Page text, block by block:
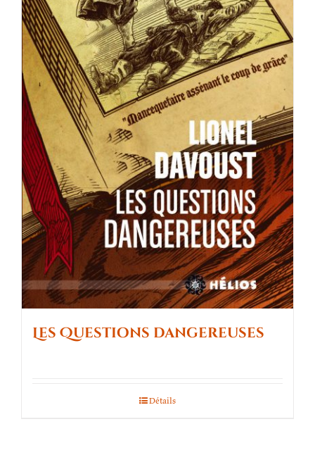
Les Questions dangereuses
Détails